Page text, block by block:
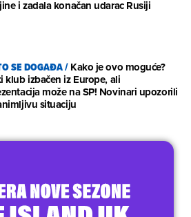
i zadala konačan udarac Rusiji
SE DOGAĐA/Kako je ovo moguće?
klub izbačen iz Europe, ali
može na SP! Novinari upozorili
situaciju